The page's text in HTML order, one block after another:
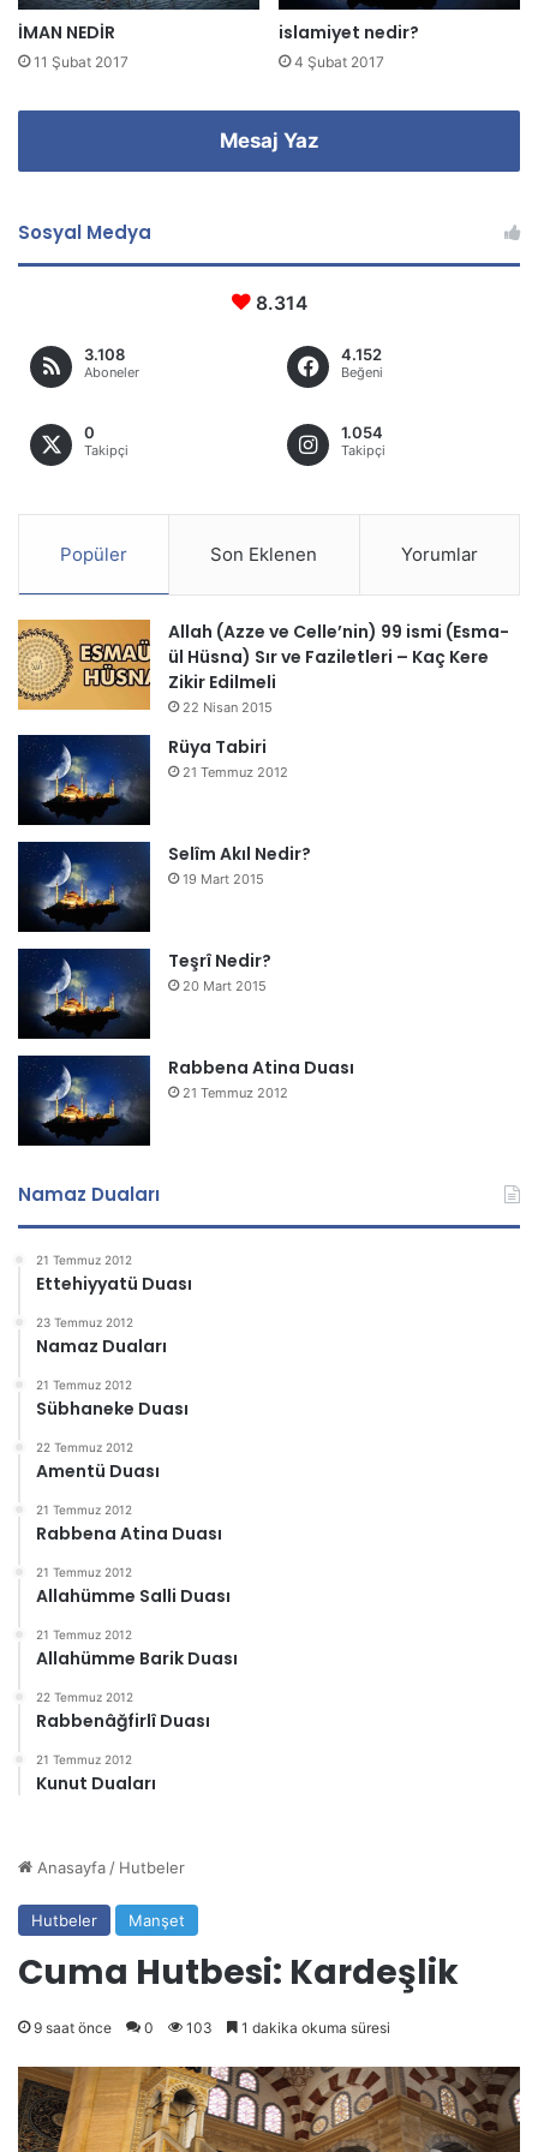
İMAN NEDİR
11 Şubat 2017
islamiyet nedir?
4 Şubat 2017
Mesaj Yaz
Sosyal Medya
8.314
3.108
Aboneler
4.152
Beğeni
0
Takipçi
1.054
Takipçi
Popüler Son Eklenen Yorumlar
Allah (Azze ve Celle’nin) 99 ismi (Esma-
ül Hüsna) Sır ve Faziletleri – Kaç Kere
Zikir Edilmeli
22 Nisan 2015
Rüya Tabiri
21 Temmuz 2012
Selîm Akıl Nedir?
19 Mart 2015
Teşrî Nedir?
20 Mart 2015
Rabbena Atina Duası
21 Temmuz 2012
Namaz Duaları
21 Temmuz 2012
Ettehiyyatü Duası
23 Temmuz 2012
Namaz Duaları
21 Temmuz 2012
Sübhaneke Duası
22 Temmuz 2012
Amentü Duası
21 Temmuz 2012
Rabbena Atina Duası
21 Temmuz 2012
Allahümme Salli Duası
21 Temmuz 2012
Allahümme Barik Duası
22 Temmuz 2012
Rabbenâğfirlî Duası
21 Temmuz 2012
Kunut Duaları